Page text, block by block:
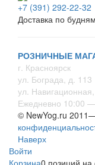
+7 (391) 292-22-32
Доставка по
РОЗНИЧНЫЕ
г. Красноярск
ул. Бограда, д. 113
ул.
Ежедневно 10:00
© NewYog.ru
Наверх
Войти
Корзина0 позиций на